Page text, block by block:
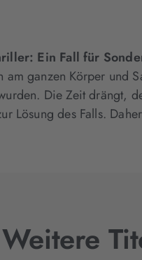
Ein Fall für
am ganzen Körper und
Die Zeit drängt,
Lösung des Falls.
Weitere